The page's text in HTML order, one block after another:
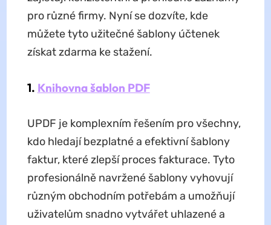
pro různé firmy. Nyní se dozvíte, kde
můžete tyto užitečné šablony účtenek
získat zdarma ke stažení.
1. Knihovna šablon PDF
UPDF je komplexním řešením pro všechny,
kdo hledají bezplatné a efektivní šablony
faktur, které zlepší proces fakturace. Tyto
profesionálně navržené šablony vyhovují
různým obchodním potřebám a umožňují
uživatelům snadno vytvářet uhlazené a